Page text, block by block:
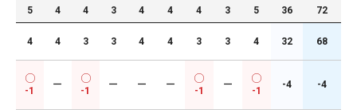
5 4 4 3 4 4 4 3 5 36 72
4 4 3 3 4 4 3 3 4 32 68
-1
ー
-1
ー ー ー
-1
ー
-1
-4 -4